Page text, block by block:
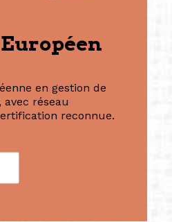
en gestion de
réseau
reconnue.